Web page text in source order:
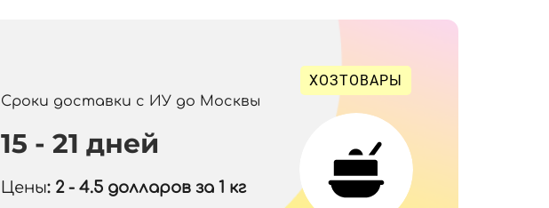
Сроки доставки с ИУ до Москвы
15 - 21 дней
Цены: 2 - 4.5 долларов за 1 кг
ХОЗТОВАРЫ